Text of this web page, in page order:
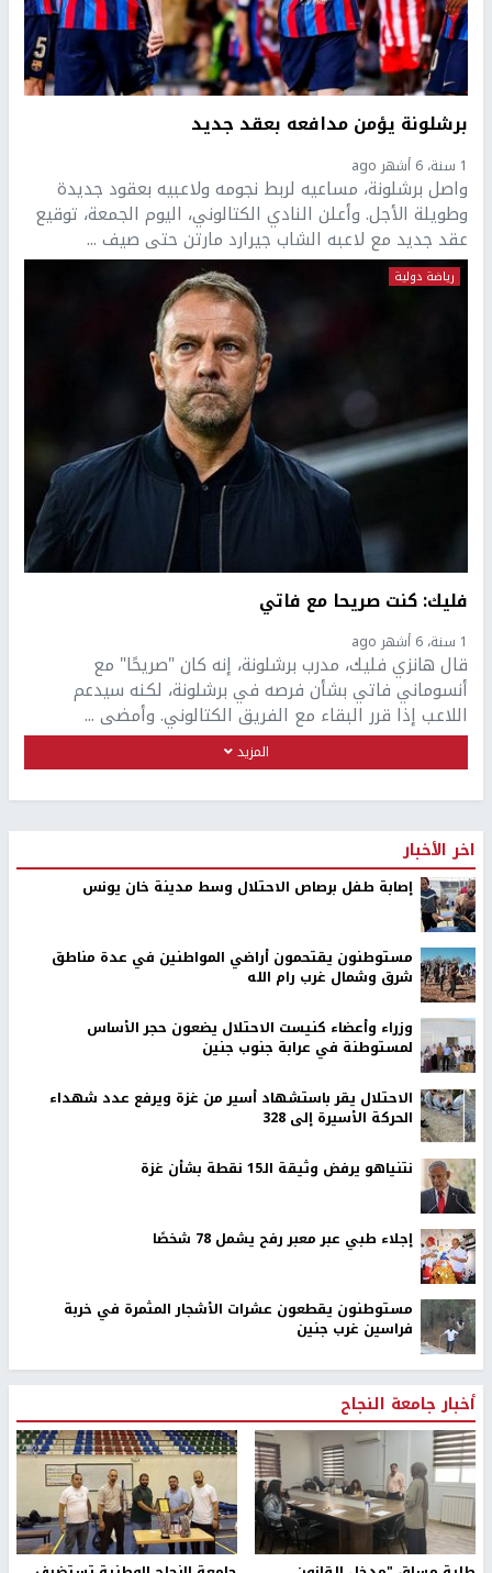
برشلونة يؤمن مدافعه بعقد جديد
1 سنة، 6 أشهر ago
واصل برشلونة، مساعيه لربط نجومه ولاعبيه بعقود جديدة
وطويلة الأجل. وأعلن النادي الكتالوني، اليوم الجمعة، توقيع
عقد جديد مع لاعبه الشاب جيرارد مارتن حتى صيف ...
رياضة دولية
فليك: كنت صريحا مع فاتي
1 سنة، 6 أشهر ago
قال هانزي فليك، مدرب برشلونة، إنه كان "صريحًا" مع
أنسوماني فاتي بشأن فرصه في برشلونة، لكنه سيدعم
اللاعب إذا قرر البقاء مع الفريق الكتالوني. وأمضى ...
المزيد
اخر الأخبار
إصابة طفل برصاص الاحتلال وسط مدينة خان يونس
مستوطنون يقتحمون أراضي المواطنين في عدة مناطق
شرق وشمال غرب رام الله
وزراء وأعضاء كنيست الاحتلال يضعون حجر الأساس
لمستوطنة في عرابة جنوب جنين
الاحتلال يقر باستشهاد أسير من غزة ويرفع عدد شهداء
الحركة الأسيرة إلى 328
نتنياهو يرفض وثيقة الـ15 نقطة بشأن غزة
إجلاء طبي عبر معبر رفح يشمل 78 شخصًا
مستوطنون يقطعون عشرات الأشجار المثمرة في خربة
فراسين غرب جنين
أخبار جامعة النجاح